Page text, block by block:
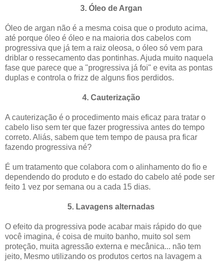
3. Óleo de Argan
Óleo de argan não é a mesma coisa que o produto acima,
até porque óleo é óleo e na maioria dos cabelos com
progressiva que já tem a raiz oleosa, o óleo só vem para
driblar o ressecamento das pontinhas. Ajuda muito naquela
fase que parece que a "progressiva já foi" e evita as pontas
duplas e controla o frizz de alguns fios perdidos.
4. Cauterização
A cauterização é o procedimento mais eficaz para tratar o
cabelo liso sem ter que fazer progressiva antes do tempo
correto. Aliás, sabem que tem tempo de pausa pra ficar
fazendo progressiva né?
É um tratamento que colabora com o alinhamento do fio e
dependendo do produto e do estado do cabelo até pode ser
feito 1 vez por semana ou a cada 15 dias.
5. Lavagens alternadas
O efeito da progressiva pode acabar mais rápido do que
você imagina, é coisa de muito banho, muito sol sem
proteção, muita agressão externa e mecânica... não tem
jeito, Mesmo utilizando os produtos certos na lavagem a